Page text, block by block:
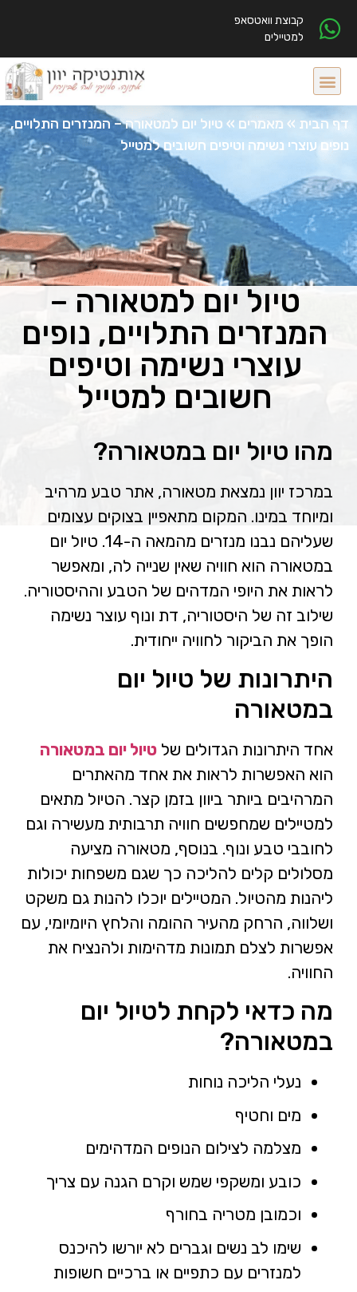
קבוצת וואטסאפ
למטיילים
דף הבית » מאמרים » טיול יום למטאורה – המנזרים התלויים,
נופים עוצרי נשימה וטיפים חשובים למטייל
טיול יום למטאורה –
המנזרים התלויים, נופים
עוצרי נשימה וטיפים
חשובים למטייל
מהו טיול יום במטאורה?
במרכז יוון נמצאת מטאורה, אתר טבע מרהיב
ומיוחד במינו. המקום מתאפיין בצוקים עצומים
שעליהם נבנו מנזרים מהמאה ה-14. טיול יום
במטאורה הוא חוויה שאין שנייה לה, ומאפשר
לראות את היופי המדהים של הטבע וההיסטוריה.
שילוב זה של היסטוריה, דת ונוף עוצר נשימה
הופך את הביקור לחוויה ייחודית.
היתרונות של טיול יום
במטאורה
אחד היתרונות הגדולים של טיול יום במטאורה
הוא האפשרות לראות את אחד מהאתרים
המרהיבים ביותר ביוון בזמן קצר. הטיול מתאים
למטיילים שמחפשים חוויה תרבותית מעשירה וגם
לחובבי טבע ונוף. בנוסף, מטאורה מציעה
מסלולים קלים להליכה כך שגם משפחות יכולות
ליהנות מהטיול. המטיילים יוכלו להנות גם משקט
ושלווה, הרחק מהעיר ההומה והלחץ היומיומי, עם
אפשרות לצלם תמונות מדהימות ולהנציח את
החוויה.
מה כדאי לקחת לטיול יום
במטאורה?
נעלי הליכה נוחות
מים וחטיף
מצלמה לצילום הנופים המדהימים
כובע ומשקפי שמש וקרם הגנה עם צריך
וכמובן מטריה בחורף
שימו לב נשים וגברים לא יורשו להיכנס
למנזרים עם כתפיים או ברכיים חשופות